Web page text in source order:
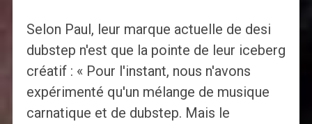
Selon Paul, leur marque actuelle de desi
dubstep n'est que la pointe de leur iceberg
créatif : « Pour l'instant, nous n'avons
expérimenté qu'un mélange de musique
carnatique et de dubstep. Mais le